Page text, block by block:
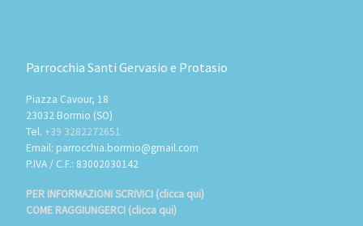
Parrocchia Santi Gervasio e Protasio
Piazza Cavour, 18
23032 Bormio (SO)
Tel. +39 3282272651
Email: parrocchia.bormio@gmail.com
P.IVA / C.F.: 83002030142
PER INFORMAZIONI SCRIVICI (clicca qui)
COME RAGGIUNGERCI (clicca qui)